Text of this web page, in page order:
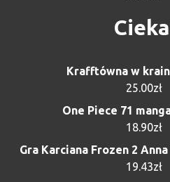
Krafftówna w
25.00zł
One Piece 71
18.90zł
Gra Karciana Frozen 2
19.43zł